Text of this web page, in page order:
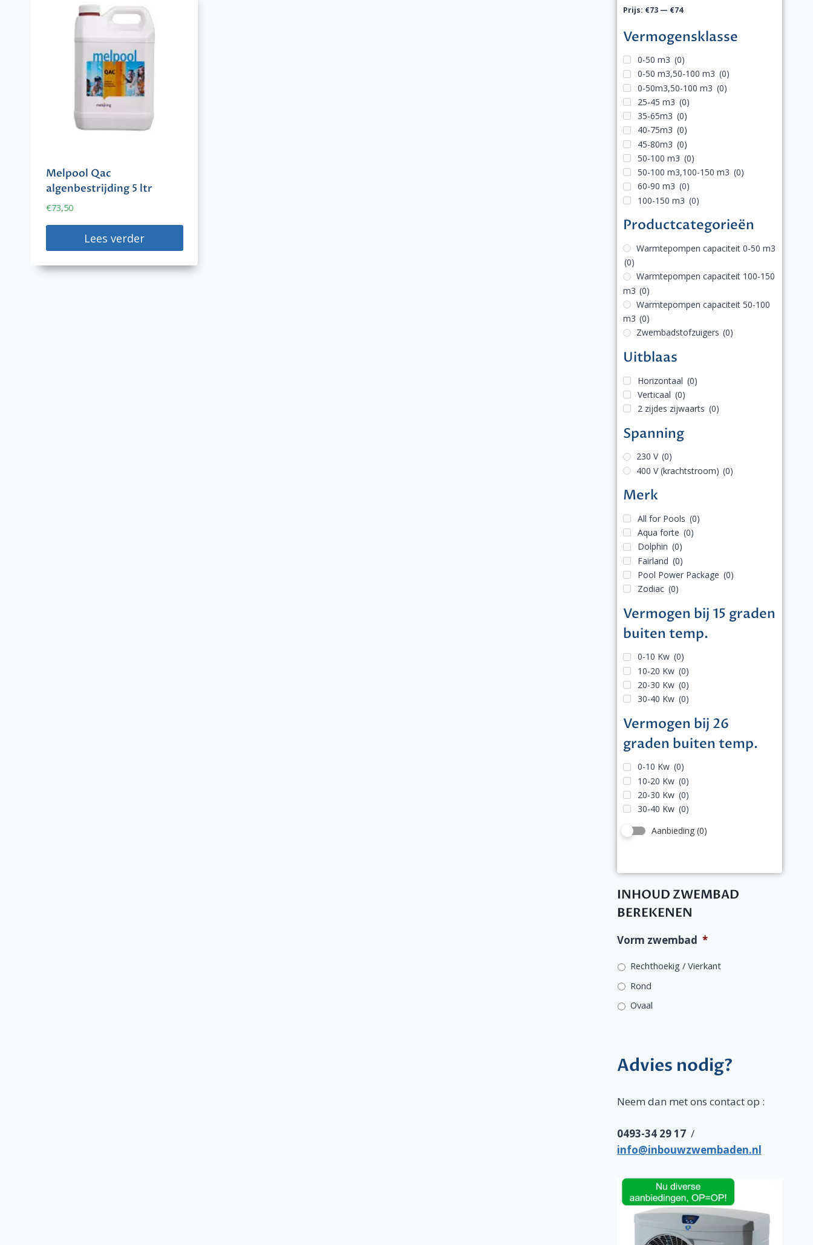
Melpool Qac
algenbestrijding 5 ltr
€73,50
Lees verder
Prijs: €73— €74
Vermogensklasse
0-50 m3 (0)
0-50 m3,50-100 m3 (0)
0-50m3,50-100 m3 (0)
25-45 m3 (0)
35-65m3 (0)
40-75m3 (0)
45-80m3 (0)
50-100 m3 (0)
50-100 m3,100-150 m3 (0)
60-90 m3 (0)
100-150 m3 (0)
Productcategorieën
Warmtepompen capaciteit 0-50 m3
(0)
Warmtepompen capaciteit 100-150
m3 (0)
Warmtepompen capaciteit 50-100
m3 (0)
Zwembadstofzuigers (0)
Uitblaas
Horizontaal (0)
Verticaal (0)
2 zijdes zijwaarts (0)
Spanning
230 V (0)
400 V (krachtstroom) (0)
Merk
All for Pools (0)
Aqua forte (0)
Dolphin (0)
Fairland (0)
Pool Power Package (0)
Zodiac (0)
Vermogen bij 15 graden
buiten temp.
0-10 Kw (0)
10-20 Kw (0)
20-30 Kw (0)
30-40 Kw (0)
Vermogen bij 26
graden buiten temp.
0-10 Kw (0)
10-20 Kw (0)
20-30 Kw (0)
30-40 Kw (0)
Aanbieding (0)
INHOUD ZWEMBAD
BEREKENEN
Vorm zwembad *
Rechthoekig / Vierkant
Rond
Ovaal
Advies nodig?
Neem dan met ons contact op :
0493-34 29 17/
info@inbouwzwembaden.nl